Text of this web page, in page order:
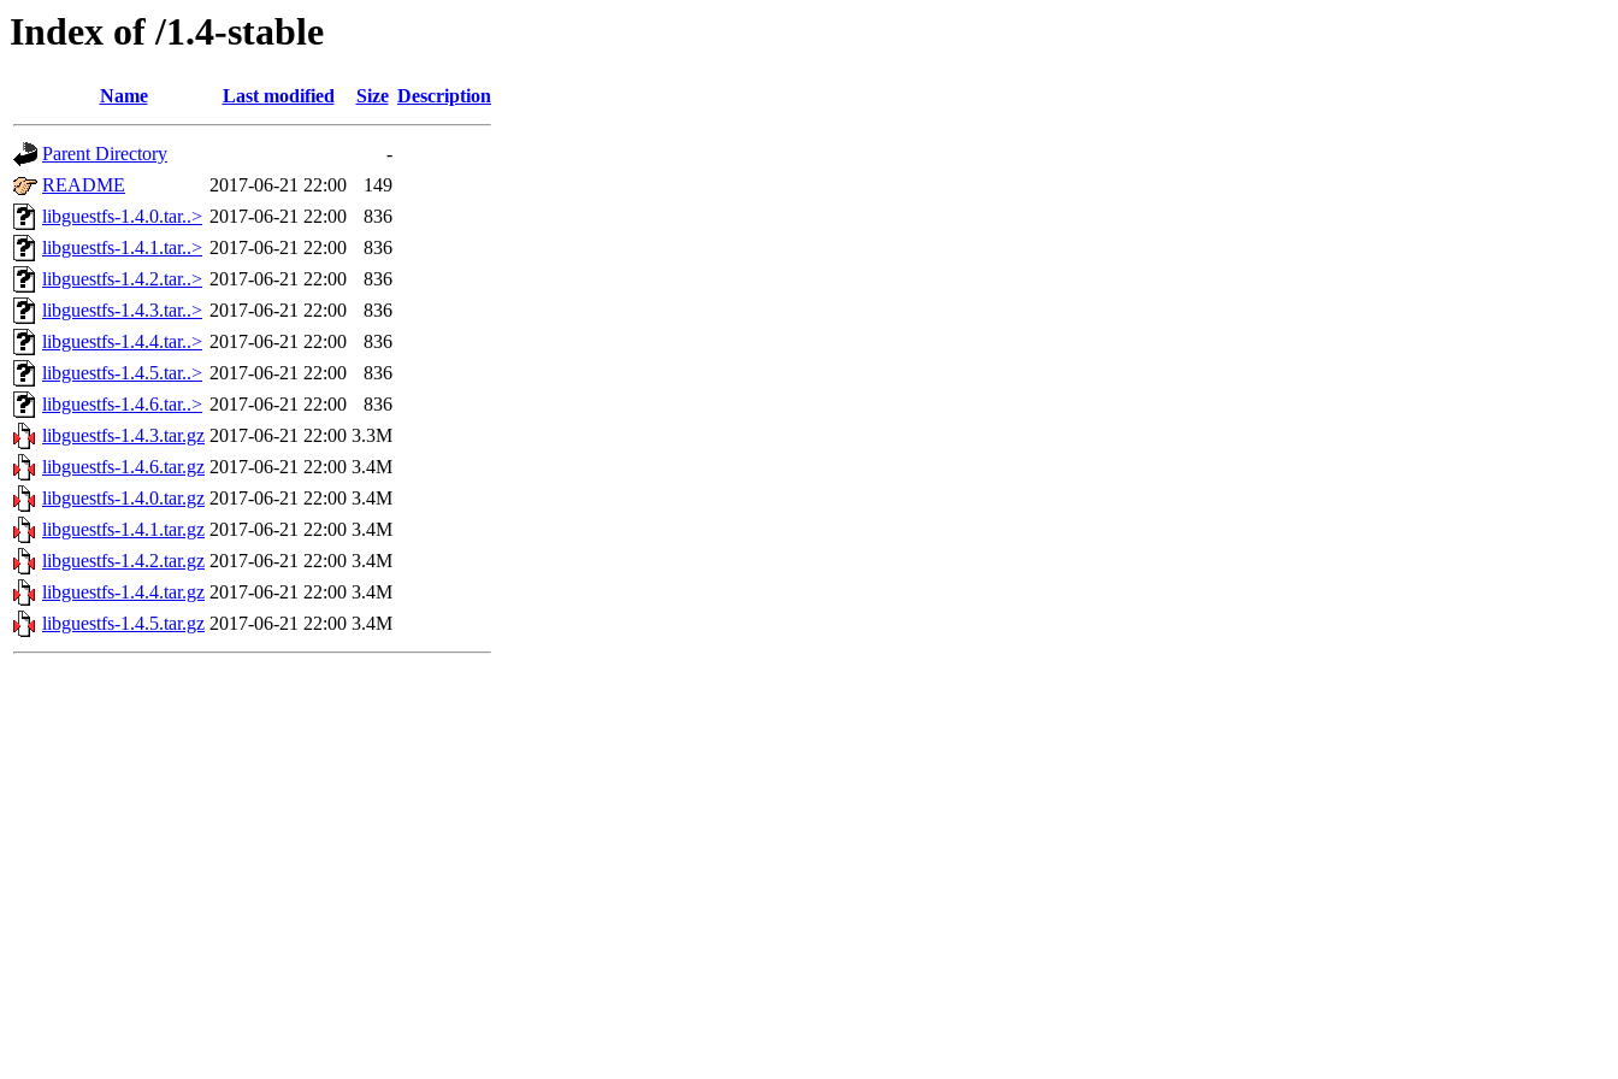
Index of /1.4-stable
Name Last modified Size Description
Parent Directory
-
README
2017-06-21 22:00
149
libguestfs-1.4.0.tar..> 2017-06-21 22:00
836
libguestfs-1.4.1.tar..> 2017-06-21 22:00
836
libguestfs-1.4.2.tar..> 2017-06-21 22:00
836
libguestfs-1.4.3.tar..> 2017-06-21 22:00
836
libguestfs-1.4.4.tar..> 2017-06-21 22:00
836
libguestfs-1.4.5.tar..> 2017-06-21 22:00
836
libguestfs-1.4.6.tar..> 2017-06-21 22:00
836
libguestfs-1.4.3.tar.gz 2017-06-21 22:00 3.3M
libguestfs-1.4.6.tar.gz 2017-06-21 22:00 3.4M
libguestfs-1.4.0.tar.gz 2017-06-21 22:00 3.4M
libguestfs-1.4.1.tar.gz 2017-06-21 22:00 3.4M
libguestfs-1.4.2.tar.gz 2017-06-21 22:00 3.4M
libguestfs-1.4.4.tar.gz 2017-06-21 22:00 3.4M
libguestfs-1.4.5.tar.gz 2017-06-21 22:00 3.4M